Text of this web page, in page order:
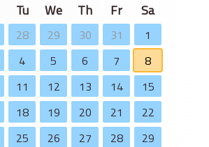
Tu We Th Fr Sa
28 29 30 31
1
4 5 6 7
8
11 12 13 14
15
18 19 20 21
22
25 26 27 28
29